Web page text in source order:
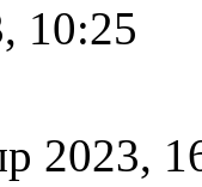
10:25
2023,